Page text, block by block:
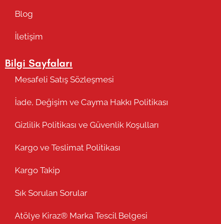
Blog
İletişim
Bilgi Sayfaları
Mesafeli Satış Sözleşmesi
İade, Değişim ve Cayma Hakkı Politikası
Gizlilik Politikası ve Güvenlik Koşulları
Kargo ve Teslimat Politikası
Kargo Takip
Sık Sorulan Sorular
Atölye Kiraz® Marka Tescil Belgesi